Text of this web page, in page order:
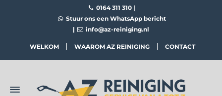
0164 311 310 |
Stuur ons een WhatsApp bericht
|
info@az-reiniging.nl
WELKOM WAAROM AZ REINIGING CONTACT